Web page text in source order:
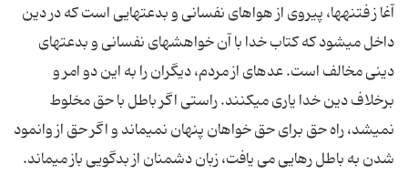
آغا ز فتنه‏ها، پیروى از هواهاى نفسانى و بدعتهایى است كه در دین
داخل مى‏شود که كتاب خدا با آن خواهشهاى نفسانى و بدعتهاى
دینى مخالف است. عده‏اى از مردم، دیگران را به این دو امر و
برخلاف دین خدا یارى مى‏كنند. راستى اگر باطل با حق مخلوط
نمى‏شد، راه حق براى حق خواهان پنهان نمى‏ماند و اگر حق از وانمود
شدن به باطل رهایى می یافت، زبان دشمنان از بدگویى باز مى‏ماند.